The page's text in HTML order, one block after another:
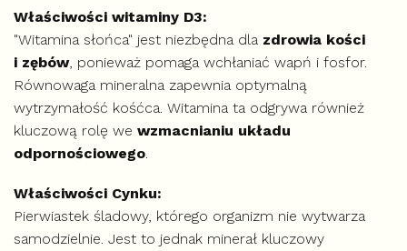
Właściwości witaminy D3:
"Witamina słońca" jest niezbędna dla zdrowia kości
i zębów, ponieważ pomaga wchłaniać wapń i fosfor.
Równowaga mineralna zapewnia optymalną
wytrzymałość kośćca. Witamina ta odgrywa również
kluczową rolę we wzmacnianiu układu
odpornościowego
Właściwości Cynku:
Pierwiastek śladowy, którego organizm nie wytwarza
samodzielnie. Jest to jednak minerał kluczowy